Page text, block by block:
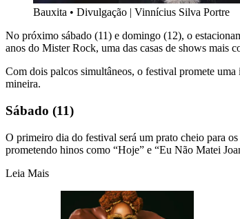
Bauxita • Divulgação | Vinnícius Silva Portre
No próximo sábado (11) e domingo (12), o
anos do Mister Rock, uma das casas de shows mais
Com dois palcos simultâneos, o festival promete uma
mineira.
Sábado (11)
O primeiro dia do festival será um prato cheio para
prometendo hinos como “Hoje” e “Eu Não Matei
Leia Mais